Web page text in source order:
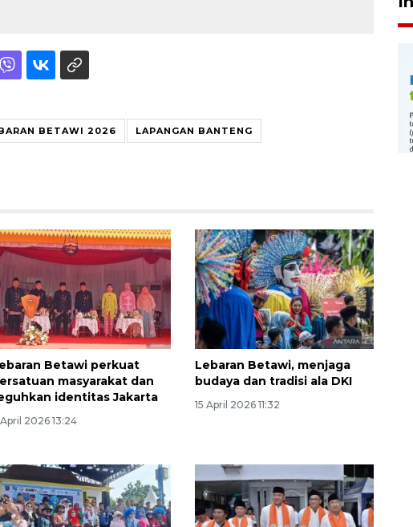
BETAWI 2026 LAPANGAN BANTENG
Betawi perkuat
masyarakat dan
identitas Jakarta
April 2026 13:24
Lebaran Betawi, menjaga
budaya dan tradisi ala DKI
15 April 2026 11:32
Memberantas kejahatan
jalanan Jakarta